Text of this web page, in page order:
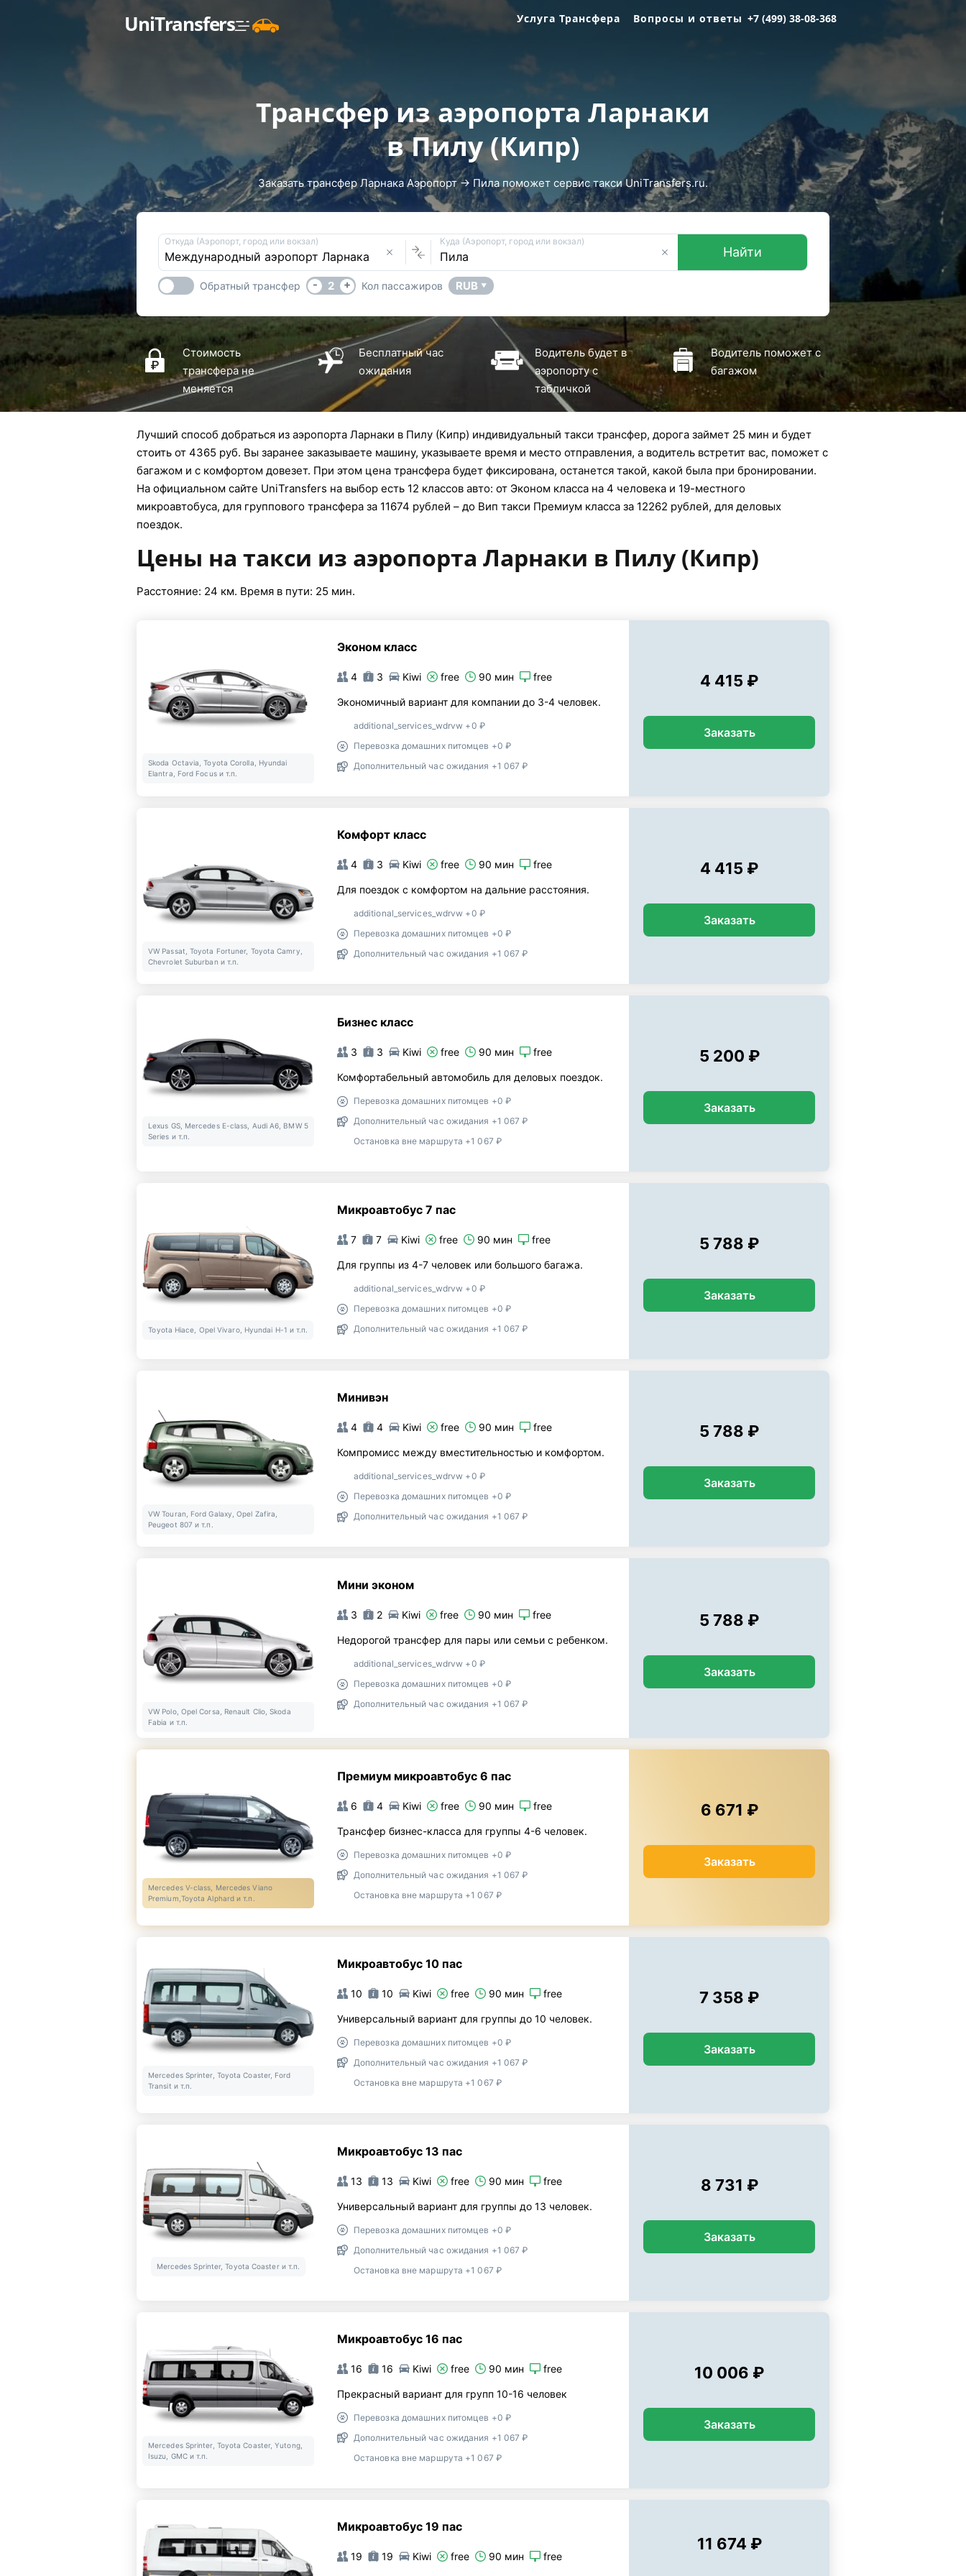
UniTransfers Услуга Трансфера Вопросы и ответы +7 (499) 38-08-368
Трансфер из аэропорта Ларнаки
в Пилу (Кипр)
Заказать трансфер Ларнака Аэропорт → Пила поможет сервис такси UniTransfers.ru.
Откуда (Аэропорт, город или вокзал) Куда (Аэропорт, город или вокзал)
Найти
Обратный трансфер - 2 + Кол пассажиров RUB ▼
Стоимость
трансфера не
меняется
Бесплатный час
ожидания
Водитель будет в
аэропорту с
табличкой
Водитель поможет с
багажом
Лучший способ добраться из аэропорта Ларнаки в Пилу (Кипр) индивидуальный такси трансфер, дорога займет 25 мин и будет
стоить от 4365 руб. Вы заранее заказываете машину, указываете время и место отправления, а водитель встретит вас, поможет с
багажом и с комфортом довезет. При этом цена трансфера будет фиксирована, останется такой, какой была при бронировании.
На официальном сайте UniTransfers на выбор есть 12 классов авто: от Эконом класса на 4 человека и 19-местного
микроавтобуса, для группового трансфера за 11674 рублей – до Вип такси Премиум класса за 12262 рублей, для деловых
поездок.
Цены на такси из аэропорта Ларнаки в Пилу (Кипр)
Расстояние: 24 км. Время в пути: 25 мин.
Skoda Octavia, Toyota Corolla, Hyundai
Elantra, Ford Focus и т.п.
Эконом класс
4 3 Kiwi free 90 мин free
Экономичный вариант для компании до 3-4 человек.
additional_services_wdrvw +0 ₽
Перевозка домашних питомцев +0 ₽
Дополнительный час ожидания +1 067 ₽
4 415 ₽
Заказать
VW Passat, Toyota Fortuner, Toyota Camry,
Chevrolet Suburban и т.п.
Комфорт класс
4 3 Kiwi free 90 мин free
Для поездок с комфортом на дальние расстояния.
additional_services_wdrvw +0 ₽
Перевозка домашних питомцев +0 ₽
Дополнительный час ожидания +1 067 ₽
4 415 ₽
Заказать
Lexus GS, Mercedes E-class, Audi A6, BMW 5
Series и т.п.
Бизнес класс
3 3 Kiwi free 90 мин free
Комфортабельный автомобиль для деловых поездок.
Перевозка домашних питомцев +0 ₽
Дополнительный час ожидания +1 067 ₽
Остановка вне маршрута +1 067 ₽
5 200 ₽
Заказать
Toyota Hiace, Opel Vivaro, Hyundai H-1 и т.п.
Микроавтобус 7 пас
7 7 Kiwi free 90 мин free
Для группы из 4-7 человек или большого багажа.
additional_services_wdrvw +0 ₽
Перевозка домашних питомцев +0 ₽
Дополнительный час ожидания +1 067 ₽
5 788 ₽
Заказать
VW Touran, Ford Galaxy, Opel Zafira,
Peugeot 807 и т.п.
Минивэн
4 4 Kiwi free 90 мин free
Компромисс между вместительностью и комфортом.
additional_services_wdrvw +0 ₽
Перевозка домашних питомцев +0 ₽
Дополнительный час ожидания +1 067 ₽
5 788 ₽
Заказать
VW Polo, Opel Corsa, Renault Clio, Skoda
Fabia и т.п.
Мини эконом
3 2 Kiwi free 90 мин free
Недорогой трансфер для пары или семьи с ребенком.
additional_services_wdrvw +0 ₽
Перевозка домашних питомцев +0 ₽
Дополнительный час ожидания +1 067 ₽
5 788 ₽
Заказать
Mercedes V-class, Mercedes Viano
Premium,Toyota Alphard и т.п.
Премиум микроавтобус 6 пас
6 4 Kiwi free 90 мин free
Трансфер бизнес-класса для группы 4-6 человек.
Перевозка домашних питомцев +0 ₽
Дополнительный час ожидания +1 067 ₽
Остановка вне маршрута +1 067 ₽
6 671 ₽
Заказать
Mercedes Sprinter, Toyota Coaster, Ford
Transit и т.п.
Микроавтобус 10 пас
10 10 Kiwi free 90 мин free
Универсальный вариант для группы до 10 человек.
Перевозка домашних питомцев +0 ₽
Дополнительный час ожидания +1 067 ₽
Остановка вне маршрута +1 067 ₽
7 358 ₽
Заказать
Mercedes Sprinter, Toyota Coaster и т.п.
Микроавтобус 13 пас
13 13 Kiwi free 90 мин free
Универсальный вариант для группы до 13 человек.
Перевозка домашних питомцев +0 ₽
Дополнительный час ожидания +1 067 ₽
Остановка вне маршрута +1 067 ₽
8 731 ₽
Заказать
Mercedes Sprinter, Toyota Coaster, Yutong,
Isuzu, GMC и т.п.
Микроавтобус 16 пас
16 16 Kiwi free 90 мин free
Прекрасный вариант для групп 10-16 человек
Перевозка домашних питомцев +0 ₽
Дополнительный час ожидания +1 067 ₽
Остановка вне маршрута +1 067 ₽
10 006 ₽
Заказать
Микроавтобус 19 пас
19 19 Kiwi free 90 мин free
11 674 ₽